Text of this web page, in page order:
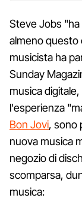
Steve Jobs "ha
almeno questo
musicista ha
Sunday
musica
l'esperienza
Bon Jovi, sono
nuova musica
negozio di
scomparsa,
musica: